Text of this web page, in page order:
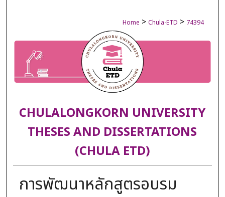
Home > Chula-ETD > 74394
CHULALONGKORN UNIVERSITY
THESES AND DISSERTATIONS
(CHULA ETD)
การพัฒนาหลักสูตรอบรม